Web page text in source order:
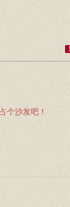
个沙发吧！